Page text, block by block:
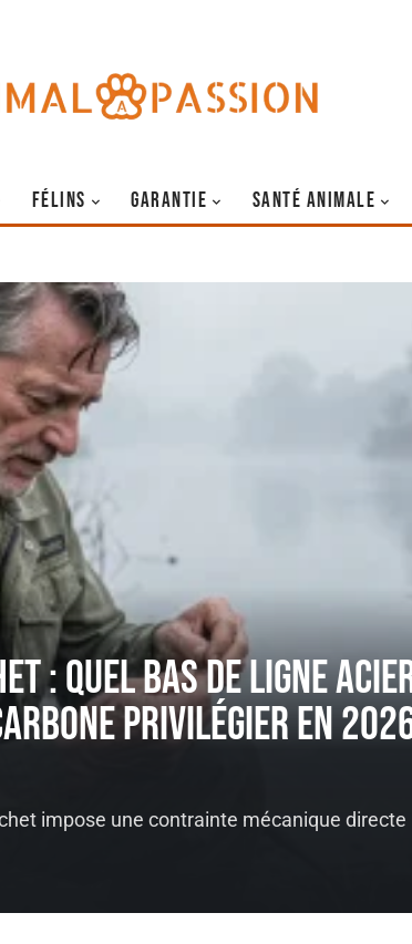
FÉLINS GARANTIE SANTÉ ANIMALE
: quel bas de ligne
privilégier en
impose une contrainte mécanique directe